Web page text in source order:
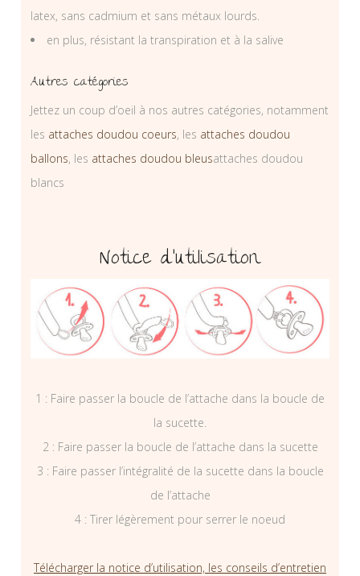
latex, sans cadmium et sans métaux lourds.
en plus, résistant la transpiration et à la salive
Autres catégories
Jettez un coup d’oeil à nos autres catégories, notamment
les attaches doudou coeurs, les attaches doudou
ballons, les attaches doudou bleusattaches doudou
blancs
Notice d’utilisation
1 : Faire passer la boucle de l’attache dans la boucle de
la sucette.
2 : Faire passer la boucle de l’attache dans la sucette
3 : Faire passer l’intégralité de la sucette dans la boucle
de l’attache
4 : Tirer légèrement pour serrer le noeud
Télécharger la notice d’utilisation, les conseils d’entretien